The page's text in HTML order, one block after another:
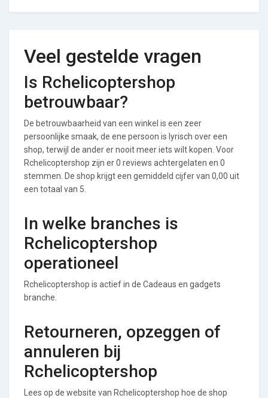
Veel gestelde vragen
Is Rchelicoptershop
betrouwbaar?
De betrouwbaarheid van een winkel is een zeer
persoonlijke smaak, de ene persoon is lyrisch over een
shop, terwijl de ander er nooit meer iets wilt kopen. Voor
Rchelicoptershop zijn er 0 reviews achtergelaten en 0
stemmen. De shop krijgt een gemiddeld cijfer van 0,00 uit
een totaal van 5.
In welke branches is
Rchelicoptershop
operationeel
Rchelicoptershop is actief in de Cadeaus en gadgets
branche.
Retourneren, opzeggen of
annuleren bij
Rchelicoptershop
Lees op de website van Rchelicoptershop hoe de shop